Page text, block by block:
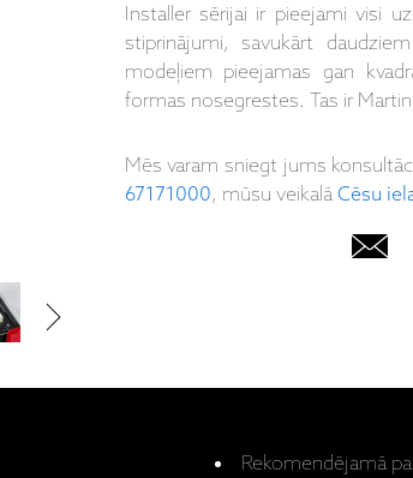
Installer sērijai ir pieejami visi
stiprinājumi, savukārt
modeļiem pieejamas gan
formas nosegrestes. Tas ir
Mēs varam sniegt jums
67171000, mūsu veikalāCēsu
Rekomendējamā